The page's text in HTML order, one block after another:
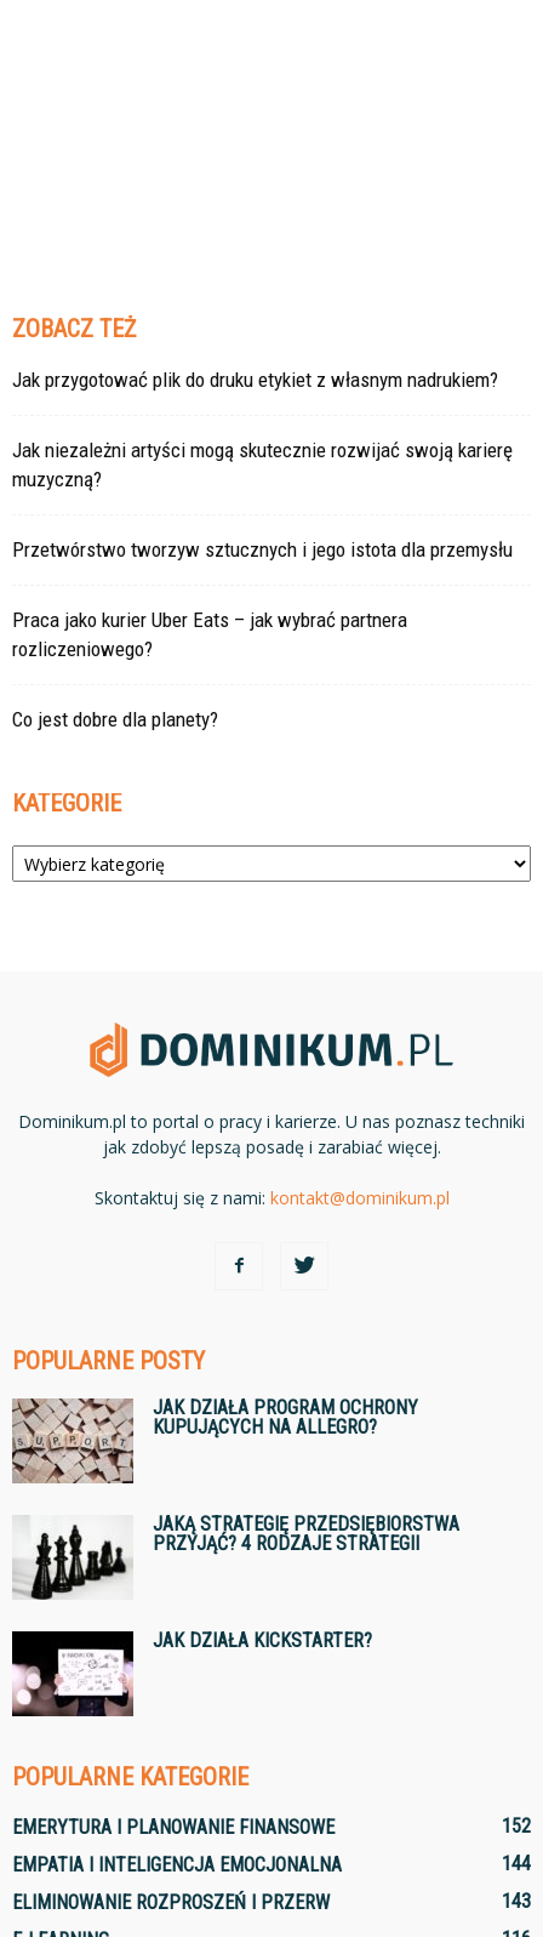
ZOBACZ TEŻ
Jak przygotować plik do druku etykiet z własnym nadrukiem?
Jak niezależni artyści mogą skutecznie rozwijać swoją karierę
muzyczną?
Przetwórstwo tworzyw sztucznych i jego istota dla przemysłu
Praca jako kurier Uber Eats – jak wybrać partnera
rozliczeniowego?
Co jest dobre dla planety?
KATEGORIE
Kategorie
Dominikum.pl to portal o pracy i karierze. U nas poznasz techniki
jak zdobyć lepszą posadę i zarabiać więcej.
Skontaktuj się z nami: kontakt@dominikum.pl
POPULARNE POSTY
JAK DZIAŁA PROGRAM OCHRONY
KUPUJĄCYCH NA ALLEGRO?
JAKĄ STRATEGIĘ PRZEDSIĘBIORSTWA
PRZYJĄĆ? 4 RODZAJE STRATEGII
JAK DZIAŁA KICKSTARTER?
POPULARNE KATEGORIE
EMERYTURA I PLANOWANIE FINANSOWE
152
EMPATIA I INTELIGENCJA EMOCJONALNA
144
ELIMINOWANIE ROZPROSZEŃ I PRZERW
143